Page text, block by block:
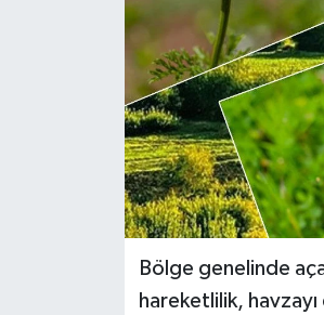
Bölge genelinde
hareketlilik,
İlim & İrfan
Kültür & Sanat
Sağlık & Yaşam